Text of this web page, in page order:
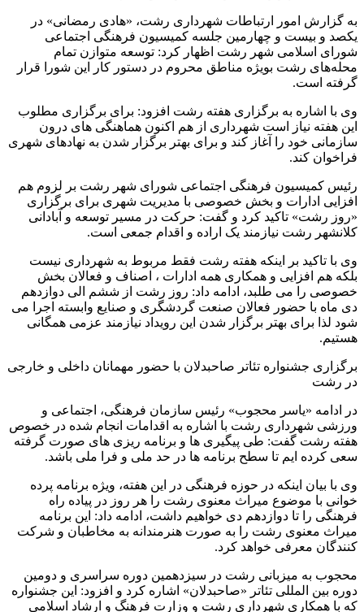
به گزارش امور ارتباطات شهرداری رشت، «هادی رمضانی» در
یکصد و بیست و چهارمین جلسه کمیسیون فرهنگی اجتماعی
شورای اسلامی شهر رشت اظهار کرد: توسعه متوازن تمام
محله‌های رشت بویژه مناطق محروم در دستور کار این شورا قرار
گرفته است.
وی با اشاره به برگزاری هفته رشت افزود: برای برگزاری مطلوب
این هفته نیاز است شهرداری از هم اکنون هماهنگی های درون
سازمانی خود را آغاز کند و برای بهتر برگزار شدن به نهادهای شهری
فراخوان کند.
رئیس کمیسیون فرهنگی اجتماعی شورای شهر رشت بر لزوم هم
افزایی ادارات و بخش خصوصی با مدیریت شهری برای برگزاری
«روز رشت» تاکید کرد و گفت: حرکت در مسیر توسعه و آبادانی
کلانشهر رشت نیازمند یک اراده و اقدام جمعی است.
وی با تاکید بر اینکه هفته رشت فقط مربوط به شهرداری نیست
بلکه هم افزایی و همکاری همه ادارات ، اصناف و فعالان بخش
خصوصی را می طلبد، ادامه داد: روز رشت از ششم الی دوازدهم
دی ماه با حضور فعالان صنعت گردشگری و صنایع وابسته اجرا می
شود لذا برای بهتر برگزار شدن این رویداد نیازمند عزمی همگانی
هستیم.
برگزاری جشنواره تئاتر صاحبدلان با حضور مهمانان داخلی و خارجی
در رشت
در ادامه «یاسر محجوب» رئیس سازمان فرهنگی، اجتماعی و
ورزشی شهرداری رشت با اشاره به اقدامات انجام شده در خصوص
هفته رشت گفت: طی پیگیری ها و برنامه ریزی های صورت گرفته
سعی کرده ایم تا سطح برنامه ها در حد ملی و فرا ملی باشد.
وی با بیان اینکه در حوزه فرهنگی در این هفته، ویژه برنامه پرده
خوانی با موضوع میراث معنوی رشت را هر روز در پیاده راه
فرهنگی را تا دوازدهم دی خواهیم داشت، ادامه داد: این برنامه
میراث معنوی رشت را به صورت هنرمندانه به مخاطبان و شرکت
کنندگان معرفی خواهد کرد.
محجوب به میزبانی رشت در سیزدهمین دوره سراسری و دومین
دوره بین المللی تئاتر «صاحبدلان» اشاره کرد و افزود: این جشنواره
که با همکاری شهرداری رشت و وزارت فرهنگ و ارشاد اسلامی